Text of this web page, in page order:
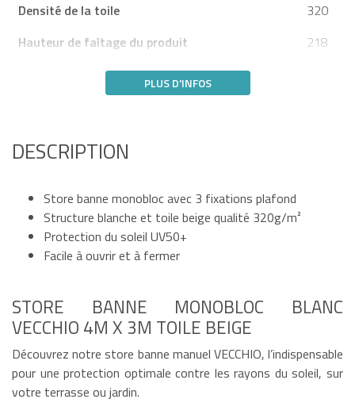
Densité de la toile
320
Hauteur de faîtage du produit
218
PLUS D'INFOS
DESCRIPTION
Store banne monobloc avec 3 fixations plafond
Structure blanche et toile beige qualité 320g/m²
Protection du soleil UV50+
Facile à ouvrir et à fermer
STORE BANNE MONOBLOC BLANC
VECCHIO 4M X 3M TOILE BEIGE
Découvrez notre store banne manuel VECCHIO, l’indispensable
pour une protection optimale contre les rayons du soleil, sur
votre terrasse ou jardin.